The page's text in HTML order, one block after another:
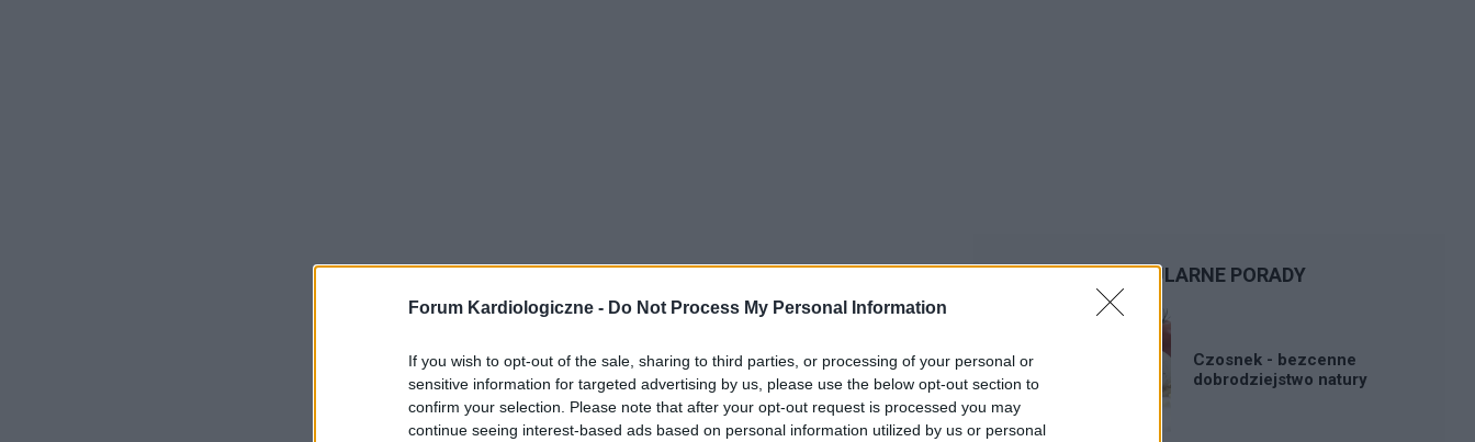
Forum Kardiologiczne - Do Not Process My Personal Information
If you wish to opt-out of the sale, sharing to third parties, or processing of your personal or
sensitive information for targeted advertising by us, please use the below opt-out section to
confirm your selection. Please note that after your opt-out request is processed you may
continue seeing interest-based ads based on personal information utilized by us or personal
POPULARNE PORADY
Czosnek - bezcenne
dobrodziejstwo natury